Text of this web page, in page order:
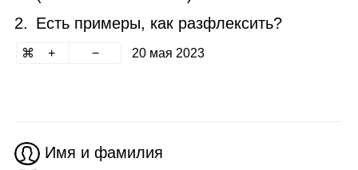
Есть примеры, как разфлексить?
20 мая 2023
Имя и фамилия